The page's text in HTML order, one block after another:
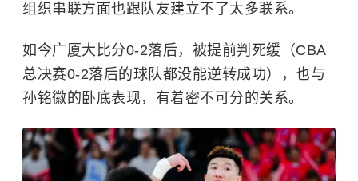
组织串联方面也跟队友建立不了太多联系。
如今广厦大比分0-2落后，被提前判死缓（CBA
总决赛0-2落后的球队都没能逆转成功），也与
孙铭徽的卧底表现，有着密不可分的关系。